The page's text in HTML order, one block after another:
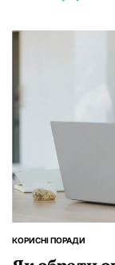
ОПУБЛІКУВАТИ
КОРИСНІ ПОРАДИ